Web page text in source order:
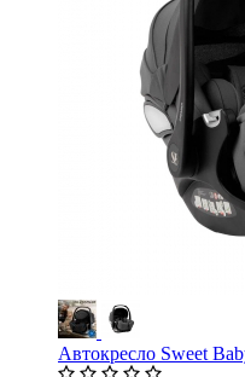
Автокресло Sweet